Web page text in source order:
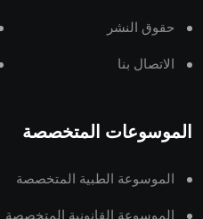
حقوق النشر
الاتصال بنا
الموسوعات المتخصصة
الموسوعة الطبية المتخصصة
الموسوعة القانونية المتخصصة